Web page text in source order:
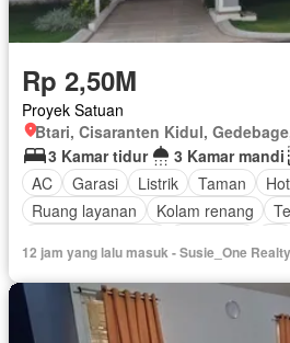
Rp 2,50M
Proyek Satuan
3 Kamar tidur
3 Kamar mandi
AC
Garasi Listrik Taman
Ruang layanan
Kolam renang
Tanpa perabotan
12 jam yang lalu masuk - Susie_One Realty